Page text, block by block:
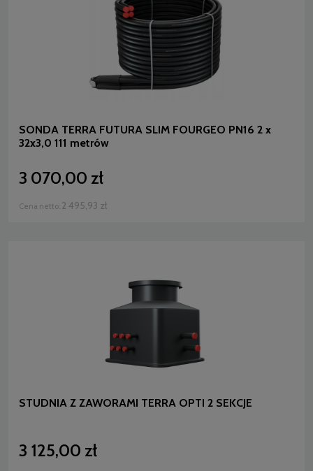
SONDA TERRA FUTURA SLIM FOURGEO PN16 2 x
32x3,0 111 metrów
3 070,00 zł
Cena netto: 2 495,93 zł
STUDNIA Z ZAWORAMI TERRA OPTI 2 SEKCJE
3 125,00 zł